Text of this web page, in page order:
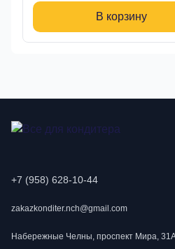
В корзину
+7 (958) 628-10-44
zakazkonditer.nch@gmail.com
Набережные Челны, проспект Мира,